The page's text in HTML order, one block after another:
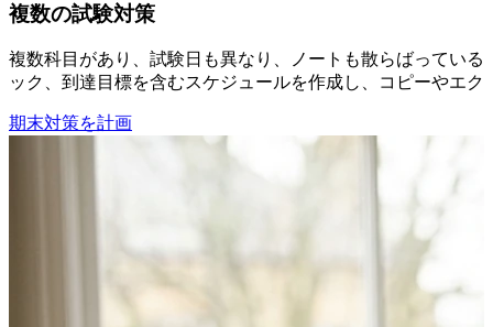
複数の試験対策
複数科目があり、試験日も異なり、ノートも散らばってい
ック、到達目標を含むスケジュールを作成し、コピーやエク
期末対策を計画